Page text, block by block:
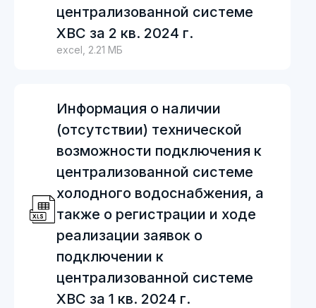
централизованной системе
ХВС за 2 кв. 2024 г.
excel, 2.21 МБ
Информация о наличии
(отсутствии) технической
возможности подключения к
централизованной системе
холодного водоснабжения, а
также о регистрации и ходе
реализации заявок о
подключении к
централизованной системе
ХВС за 1 кв. 2024 г.